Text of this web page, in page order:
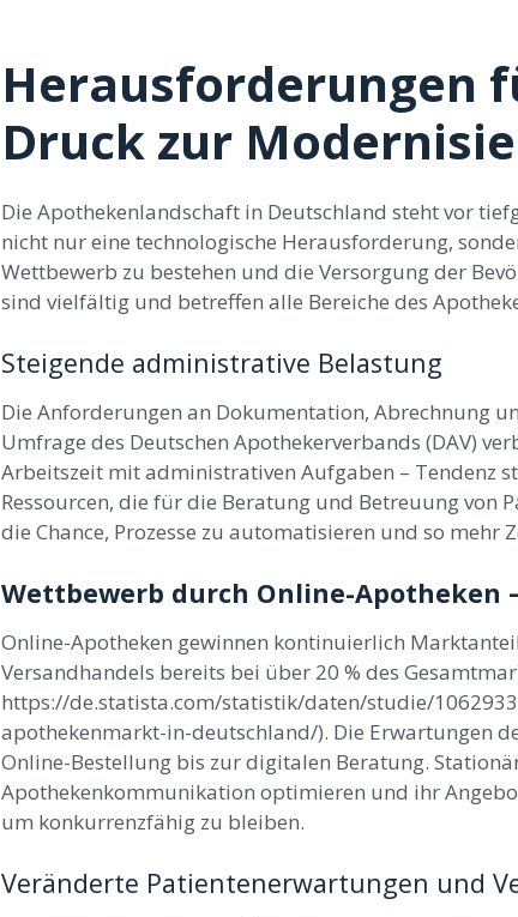
Herausforderungen
Druck zur
Die Apothekenlandschaft in Deutschland steht vor
nicht nur eine technologische Herausforderung,
Wettbewerb zu bestehen und die Versorgung der
sind vielfältig und betreffen alle Bereiche des
Steigende administrative Belastung
Die Anforderungen an Dokumentation, Abrechnung
Umfrage des Deutschen Apothekerverbands (DAV)
Arbeitszeit mit administrativen Aufgaben – Tendenz
Ressourcen, die für die Beratung und Betreuung
die Chance, Prozesse zu automatisieren und so mehr
Wettbewerb durch Online-Apotheken
Online-Apotheken gewinnen kontinuierlich
Versandhandels bereits bei über 20 % des
https://de.statista.com/statistik/daten/studie/
apothekenmarkt-in-deutschland/). Die Erwartungen
Online-Bestellung bis zur digitalen Beratung.
Apothekenkommunikation optimieren und ihr
um konkurrenzfähig zu bleiben.
Veränderte Patientenerwartungen und